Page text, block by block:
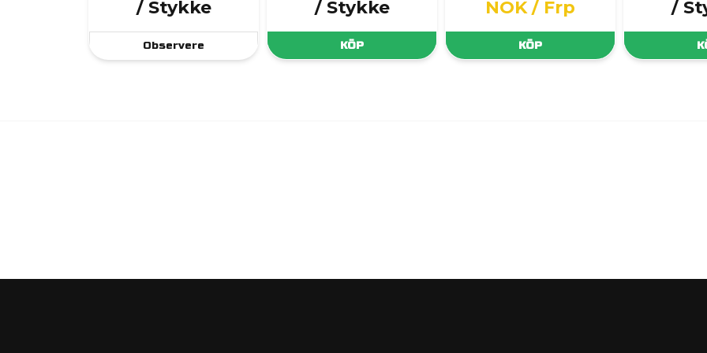
/ Stykke
Observere
/ Stykke
KÖP
NOK / Frp
KÖP
/